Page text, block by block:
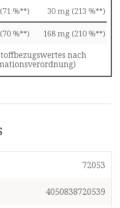
72053
4050838720539
%**) 30 mg (213 %**)
%**) 168 mg (210 %**)
nach